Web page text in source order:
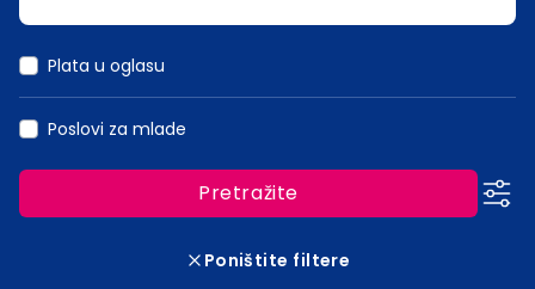
Plata u oglasu
Poslovi za mlade
Pretražite
Poništite filtere